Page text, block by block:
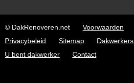
© DakRenoveren.net Voorwaarden
Privacybeleid
Sitemap Dakwerkers
U bent dakwerker
Contact